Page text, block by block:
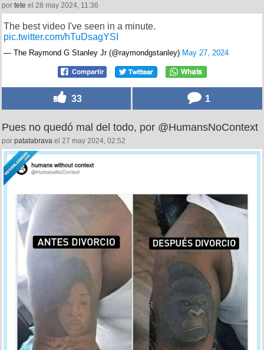
por tete el 28 may 2024, 11:36
The best video I've seen in a minute.
pic.twitter.com/hTuDsagYSI
— The Raymond G Stanley Jr (@raymondgstanley) May 27, 2024
33 1
Pues no quedó mal del todo, por @HumansNoContext
por patatabrava el 27 may 2024, 02:52